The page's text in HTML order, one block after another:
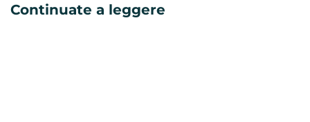
Continuate a leggere